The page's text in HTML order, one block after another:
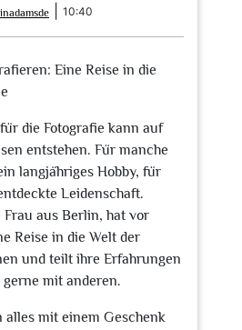
erwinadamsde
10:40
Eine Reise in die
die Fotografie kann auf
entstehen. Für manche
langjähriges Hobby, für
Leidenschaft.
aus Berlin, hat vor
Reise in die Welt der
und teilt ihre Erfahrungen
mit anderen.
alles mit einem Geschenk